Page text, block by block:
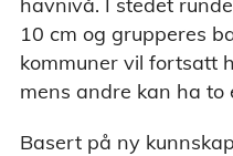
10 cm og grupperes
kommuner vil fortsatt
mens andre kan ha to
Basert på ny